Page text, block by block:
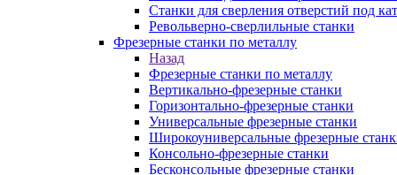
Станки для сверления отверстий под
Револьверно-сверлильные станки
Фрезерные станки по металлу
Назад
Фрезерные станки по металлу
Вертикально-фрезерные станки
Горизонтально-фрезерные станки
Универсальные фрезерные станки
Широкоуниверсальные фрезерные
Консольно-фрезерные станки
Бесконсольные фрезерные станки